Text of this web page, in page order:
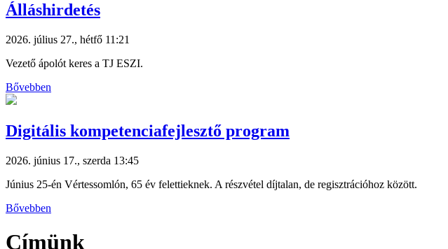
Álláshirdetés
2026. július 27., hétfő 11:21
Vezető ápolót keres a TJ ESZI.
Bővebben
Digitális kompetenciafejlesztő program
2026. június 17., szerda 13:45
Június 25-én Vértessomlón, 65 év felettieknek. A részvétel díjtalan, de regisztrációhoz között.
Bővebben
Címünk